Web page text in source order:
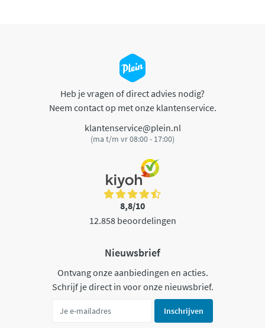
Heb je vragen of direct advies nodig?
Neem contact op met onze klantenservice.
klantenservice@plein.nl
(ma t/m vr 08:00 - 17:00)
8,8/10
12.858 beoordelingen
Nieuwsbrief
Ontvang onze aanbiedingen en acties.
Schrijf je direct in voor onze nieuwsbrief.
Inschrijven